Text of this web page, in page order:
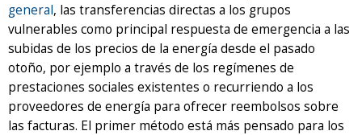
general, las transferencias directas a los grupos
vulnerables como principal respuesta de emergencia a las
subidas de los precios de la energía desde el pasado
otoño, por ejemplo a través de los regímenes de
prestaciones sociales existentes o recurriendo a los
proveedores de energía para ofrecer reembolsos sobre
las facturas. El primer método está más pensado para los